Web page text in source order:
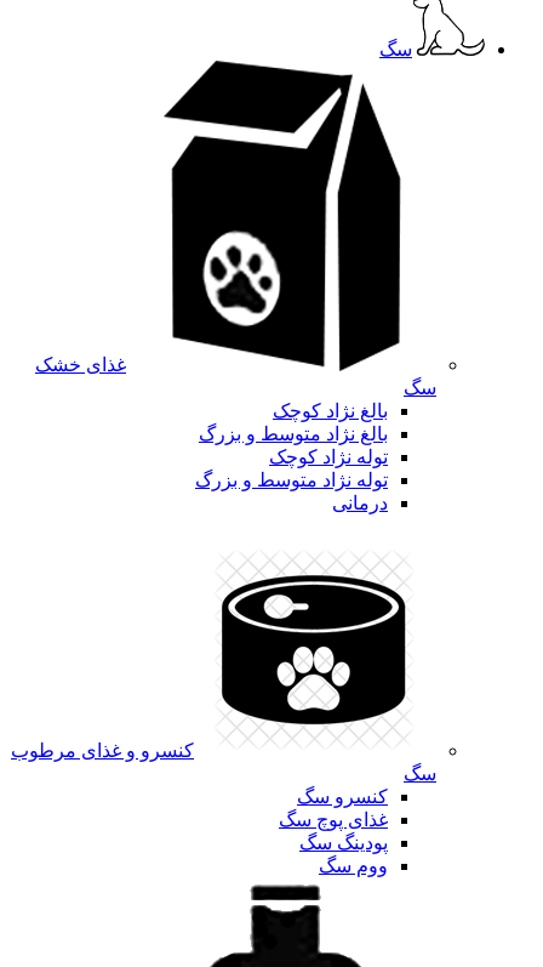
سگ
غذای خشک
سگ
بالغ نژاد کوچک
بالغ نژاد متوسط و بزرگ
توله نژاد کوچک
توله نژاد متوسط و بزرگ
درمانی
کنسرو و غذای مرطوب
سگ
کنسرو سگ
غذای پوچ سگ
پودینگ سگ
ووم سگ